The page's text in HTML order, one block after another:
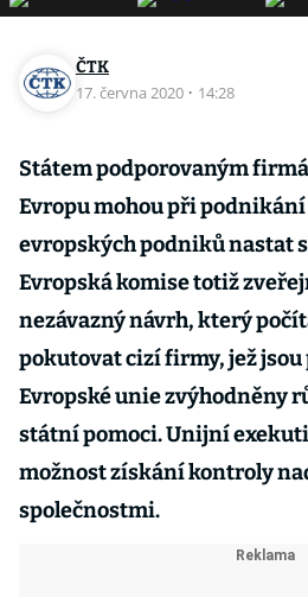
ČTK
17. června 2020 · 14:28
Státem podporovaným
Evropu mohou při podnikání
evropských podniků nastat
Evropská komise totiž
nezávazný návrh, který
pokutovat cizí firmy, jež
Evropské unie zvýhodněny
státní pomoci. Unijní
možnost získání kontroly
společnostmi.